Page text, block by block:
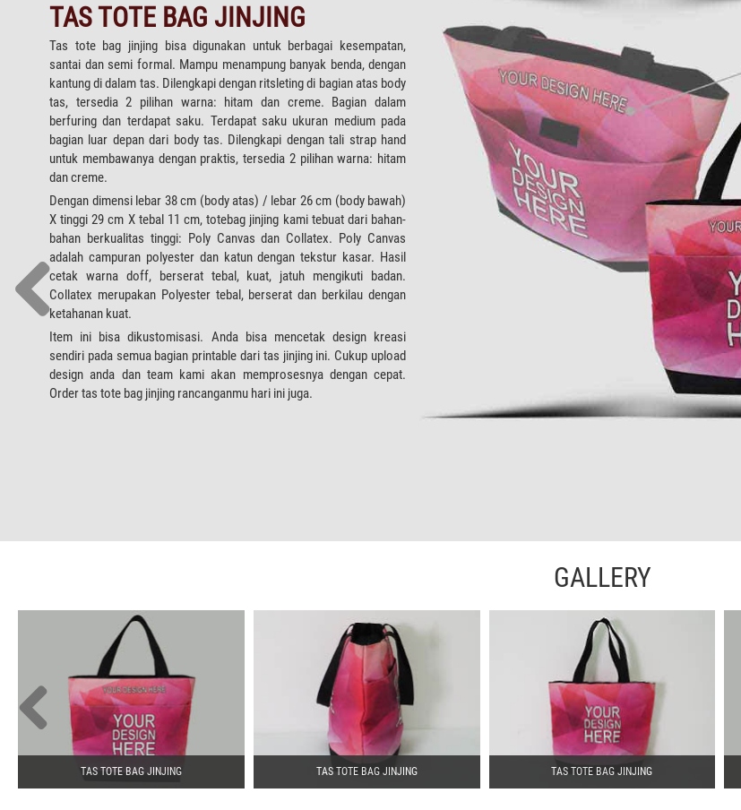
TAS TOTE BAG JINJING
Tas tote bag jinjing bisa digunakan untuk berbagai kesempatan,
santai dan semi formal. Mampu menampung banyak benda, dengan
kantung di dalam tas. Dilengkapi dengan ritsleting di bagian atas body
tas, tersedia 2 pilihan warna: hitam dan creme. Bagian dalam
berfuring dan terdapat saku. Terdapat saku ukuran medium pada
bagian luar depan dari body tas. Dilengkapi dengan tali strap hand
untuk membawanya dengan praktis, tersedia 2 pilihan warna: hitam
dan creme.
Dengan dimensi lebar 38 cm (body atas) / lebar 26 cm (body bawah)
X tinggi 29 cm X tebal 11 cm, totebag jinjing kami tebuat dari bahan-
bahan berkualitas tinggi: Poly Canvas dan Collatex. Poly Canvas
adalah campuran polyester dan katun dengan tekstur kasar. Hasil
cetak warna doff, berserat tebal, kuat, jatuh mengikuti badan.
Collatex merupakan Polyester tebal, berserat dan berkilau dengan
ketahanan kuat.
Item ini bisa dikustomisasi. Anda bisa mencetak design kreasi
sendiri pada semua bagian printable dari tas jinjing ini. Cukup upload
design anda dan team kami akan memprosesnya dengan cepat.
Order tas tote bag jinjing rancanganmu hari ini juga.
GALLERY
TAS TOTE BAG JINJING TAS TOTE BAG JINJING TAS TOTE BAG JINJING